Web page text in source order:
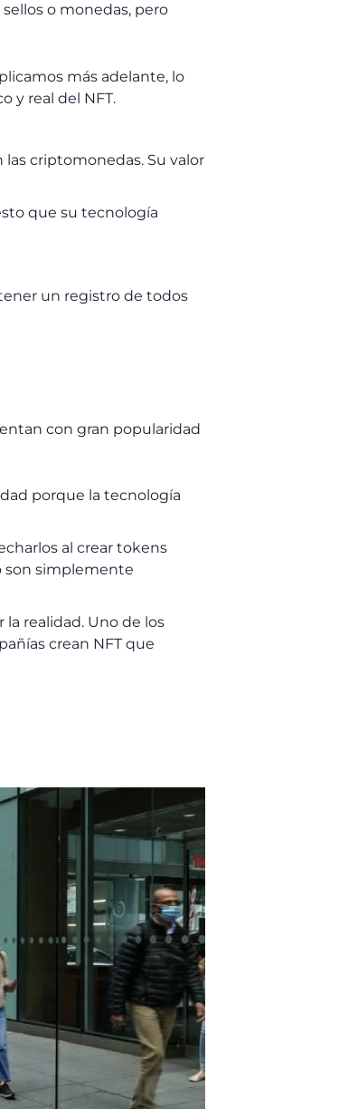
o monedas, pero
más adelante, lo
y real del NFT.
criptomonedas. Su valor
que su tecnología
un registro de todos
con gran popularidad
porque la tecnología
al crear tokens
son simplemente
la realidad. Uno de los
crean NFT que